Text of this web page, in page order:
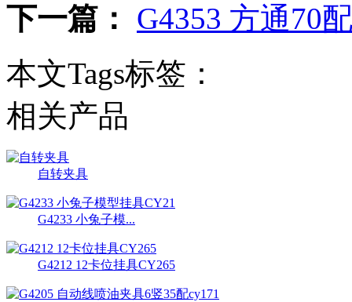
下一篇：
G4353 方通70
本文Tags标签：
相关产品
自转夹具
G4233 小兔子模...
G4212 12卡位挂具CY265